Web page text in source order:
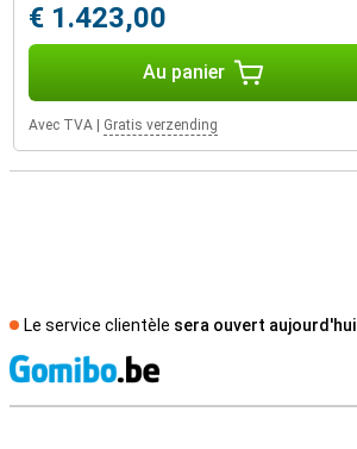
€ 1.423,00
Au panier
Avec TVA Gratis verzending
Le service clientèle sera ouvert aujourd'hui